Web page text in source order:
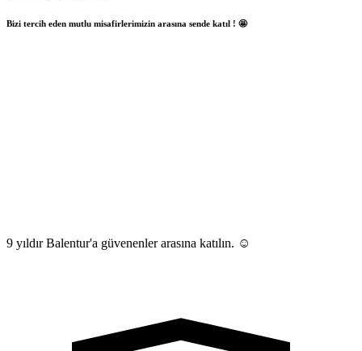
Bizi tercih eden mutlu misafirlerimizin arasına sende katıl ! 🤩
9 yıldır Balentur'a güvenenler arasına katılın. ☺️